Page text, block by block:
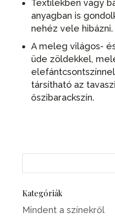
Textilekben vagy
anyagban is
nehéz vele hibázni.
A meleg világos-
üde zöldekkel,
társítható az
őszibarackszín.
Kategóriák
Mindent a színekről